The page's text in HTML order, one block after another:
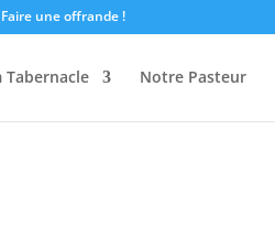
Faire une offrande !
Tabernacle Notre Pasteur